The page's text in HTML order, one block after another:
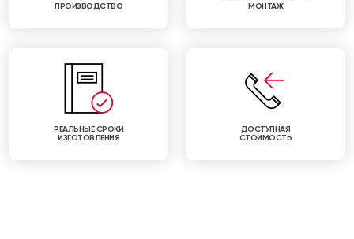
ПРОИЗВОДСТВО
МОНТАЖ
РЕАЛЬНЫЕ СРОКИ
ИЗГОТОВЛЕНИЯ
ДОСТУПНАЯ
СТОИМОСТЬ